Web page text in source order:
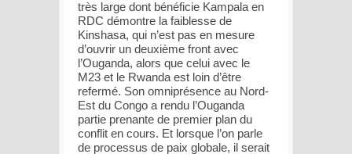
très large dont bénéficie Kampala en
RDC démontre la faiblesse de
Kinshasa, qui n’est pas en mesure
d’ouvrir un deuxième front avec
l’Ouganda, alors que celui avec le
M23 et le Rwanda est loin d’être
refermé. Son omniprésence au Nord-
Est du Congo a rendu l’Ouganda
partie prenante de premier plan du
conflit en cours. Et lorsque l’on parle
de processus de paix globale, il serait